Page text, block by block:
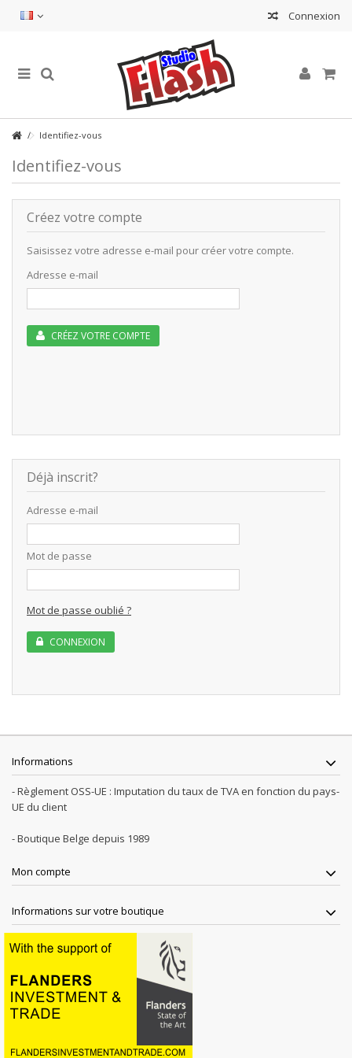
Connexion
Identifiez-vous
Identifiez-vous
Créez votre compte
Saisissez votre adresse e-mail pour créer votre compte.
Adresse e-mail
CRÉEZ VOTRE COMPTE
Déjà inscrit?
Adresse e-mail
Mot de passe
Mot de passe oublié ?
CONNEXION
Informations
- Règlement OSS-UE : Imputation du taux de TVA en fonction du pays-
UE du client
- Boutique Belge depuis 1989
Mon compte
Informations sur votre boutique